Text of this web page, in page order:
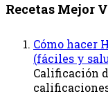
Recetas Mejor
Cómo hacer
(fáciles y
Calificación